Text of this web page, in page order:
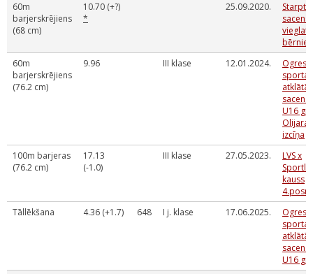
60m
barjerskrējiens
(68 cm)
10.70 (+?)
*
25.09.2020.
60m
barjerskrējiens
(76.2 cm)
9.96 III klase 12.01.2024.
Ogres
sporta
atklātās
U16
Olijara
izcīņa
100m barjeras
(76.2 cm)
17.13
(-1.0)
III klase 27.05.2023.
LVS x
kauss
Tāllēkšana
4.36 (+1.7) 648 I j. klase 17.06.2025.
Ogres
sporta
atklātās
U16